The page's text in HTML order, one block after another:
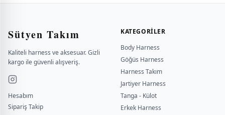
Sütyen Takım
Kaliteli harness ve aksesuar. Gizli
kargo ile güvenli alışveriş.
Hesabım
Sipariş Takip
KATEGORILER
Body Harness
Göğüs Harness
Harness Takım
Jartiyer Harness
Tanga - Külot
Erkek Harness